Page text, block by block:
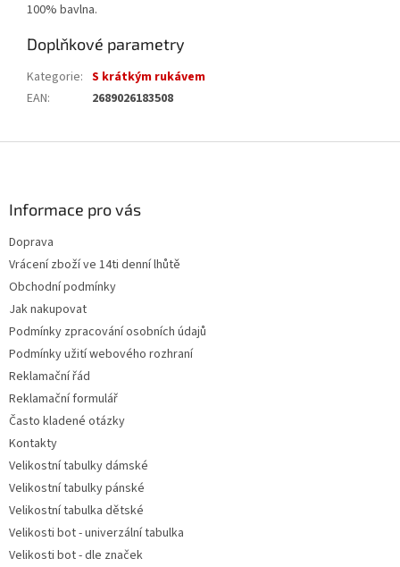
100% bavlna.
Doplňkové parametry
Kategorie: S krátkým rukávem
EAN: 2689026183508
Informace pro vás
Doprava
Vrácení zboží ve 14ti denní lhůtě
Obchodní podmínky
Jak nakupovat
Podmínky zpracování osobních údajů
Podmínky užití webového rozhraní
Reklamační řád
Reklamační formulář
Často kladené otázky
Kontakty
Velikostní tabulky dámské
Velikostní tabulky pánské
Velikostní tabulka dětské
Velikosti bot - univerzální tabulka
Velikosti bot - dle značek